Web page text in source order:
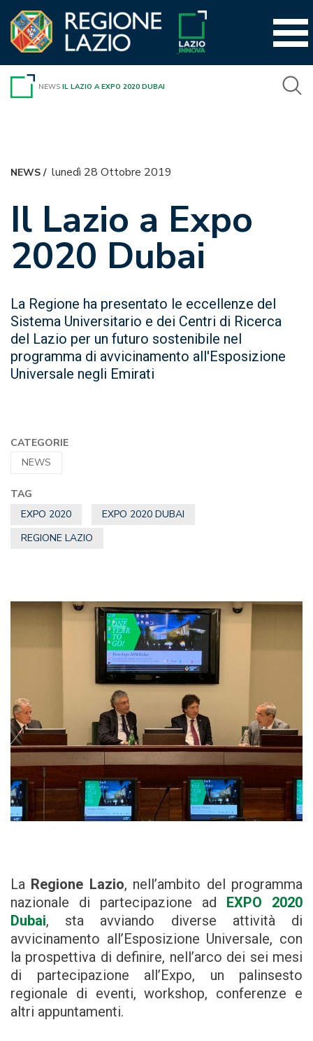
contenuto
NEWS IL LAZIO A EXPO 2020 DUBAI
NEWS/ lunedì 28 Ottobre 2019
Il Lazio a Expo
2020 Dubai
La Regione ha presentato le eccellenze del
Sistema Universitario e dei Centri di Ricerca
del Lazio per un futuro sostenibile nel
programma di avvicinamento all'Esposizione
Universale negli Emirati
CATEGORIE
NEWS
TAG
EXPO 2020
EXPO 2020 DUBAI
REGIONE LAZIO
La Regione Lazio, nell’ambito del programma
nazionale di partecipazione ad EXPO 2020
Dubai, sta avviando diverse attività di
avvicinamento all’Esposizione Universale, con
la prospettiva di definire, nell’arco dei sei mesi
di partecipazione all’Expo, un palinsesto
regionale di eventi, workshop, conferenze e
altri appuntamenti.